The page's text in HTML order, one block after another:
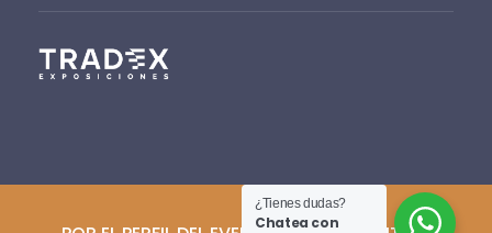
¿Tienes dudas?
Chatea con